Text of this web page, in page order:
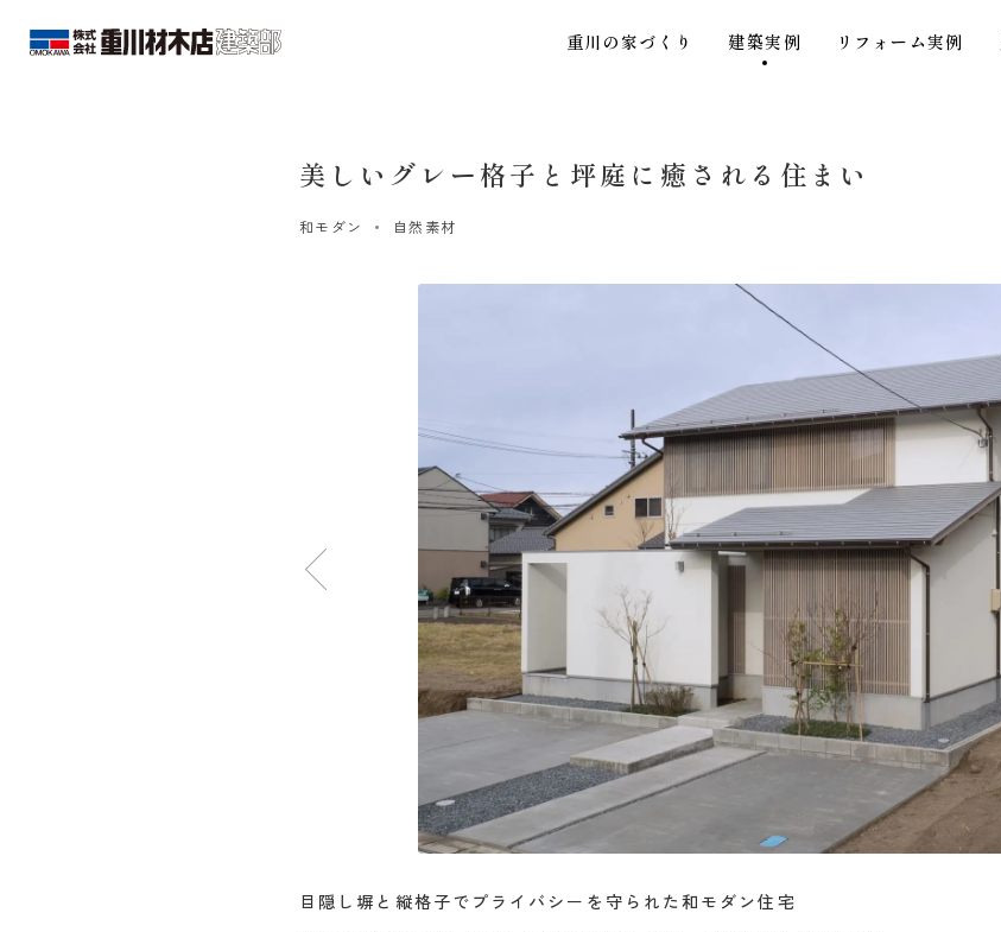
重川の家づくり 建築実例 リフォーム実例
美しいグレー格子と坪庭に癒される住まい
和モダン 自然素材
目隠し塀と縦格子でプライバシーを守られた和モダン住宅